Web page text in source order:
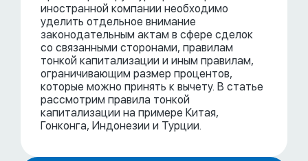
иностранной компании необходимо
уделить отдельное внимание
законодательным актам в сфере сделок
со связанными сторонами, правилам
тонкой капитализации и иным правилам,
ограничивающим размер процентов,
которые можно принять к вычету. В статье
рассмотрим правила тонкой
капитализации на примере Китая,
Гонконга, Индонезии и Турции.